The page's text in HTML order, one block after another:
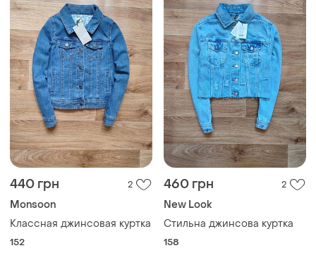
440 грн 2
Monsoon
Классная джинсовая куртка
152
460 грн 2
New Look
Стильна джинсова куртка
158